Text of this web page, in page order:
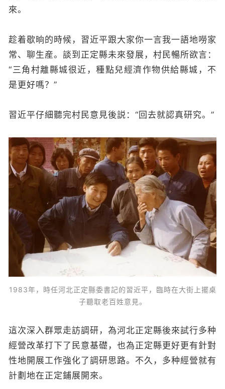
來。
趁着歇晌的時候，習近平跟大家你一言我一語地嘮家
常、聊生産。談到正定縣未來發展，村民暢所欲言：
“三角村離縣城很近，種點兒經濟作物供給縣城，不
是更好嗎？”
習近平仔細聽完村民意見後説：“回去就認真研究。 ”
1983年，時任河北正定縣委書記的習近平，臨時在大街上擺桌
子聽取老百姓意見。
這次深入群眾走訪調研，為河北正定縣後來試行多种
經營改革打下了民意基礎，也為正定縣更好更有針對
性地開展工作強化了調研思路。不久，多种經營就有
計劃地在正定鋪展開來。